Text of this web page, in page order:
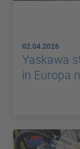
02.04.2026
Yaskawa
in Europa